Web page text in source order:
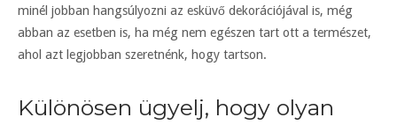
minél jobban hangsúlyozni az esküvő dekorációjával is, még
abban az esetben is, ha még nem egészen tart ott a természet,
ahol azt legjobban szeretnénk, hogy tartson.
Különösen ügyelj, hogy olyan